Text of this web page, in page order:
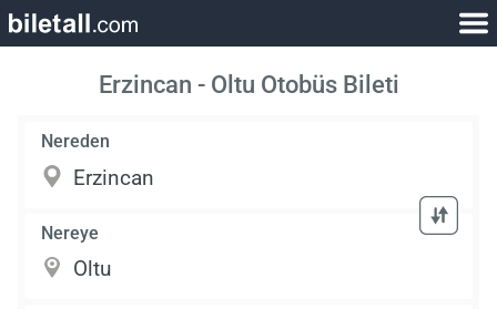
Erzincan - Oltu Otobüs Bileti
Nereden
Nereye